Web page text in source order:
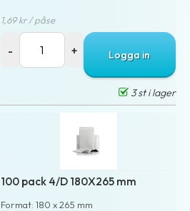
1,69 kr / påse
Logga in
3 st i lager
100 pack 4/D 180X265 mm
Format: 180 x 265 mm